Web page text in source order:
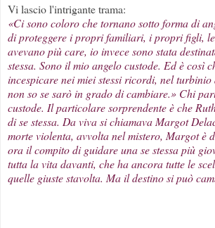
Vi lascio l'intrigante trama:
«Ci sono coloro che tornano sotto forma di
di proteggere i propri familiari, i propri figli,
avevano più care, io invece sono stata
stessa. Sono il mio angelo custode. Ed è così
incespicare nei miei stessi ricordi, nel
non so se sarò in grado di cambiare.» Chi
custode. Il particolare sorprendente è che
di se stessa. Da viva si chiamava Margot
morte violenta, avvolta nel mistero, Margot è
ora il compito di guidare una se stessa più
tutta la vita davanti, che ha ancora tutte le
quelle giuste stavolta. Ma il destino si può